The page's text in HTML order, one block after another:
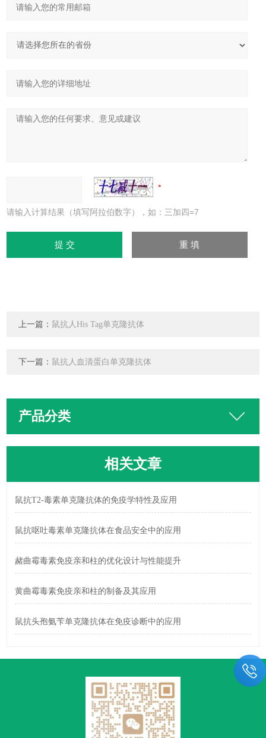
请输入计算结果（填写阿拉伯数字），如：三加四=7
上一篇： 鼠抗人His Tag单克隆抗体
下一篇： 鼠抗人血清蛋白单克隆抗体
产品分类
相关文章
鼠抗T2-毒素单克隆抗体的免疫学特性及应用
鼠抗呕吐毒素单克隆抗体在食品安全中的应用
赭曲霉毒素免疫亲和柱的优化设计与性能提升
黄曲霉毒素免疫亲和柱的制备及其应用
鼠抗头孢氨苄单克隆抗体在免疫诊断中的应用